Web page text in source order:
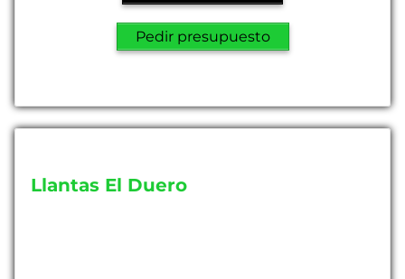
Pedir presupuesto
Llantas El Duero